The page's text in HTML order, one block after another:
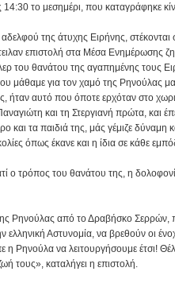
14:30 το μεσημέρι, που καταγράφηκε
της άτυχης Ειρήνης,
επιστολή στα Μέσα Ενημέρωσης
του θανάτου της αγαπημένης τους
μάθαμε για τον χαμό της Ρηνούλας
ήταν αυτό που όποτε ερχόταν στο
και τη Στεργιανή πρώτα, και
και τα παιδιά της, μάς γέμιζε δύναμη
όπως έκανε και η ίδια σε κάθε
ο τρόπος του θανάτου της, η
της Ρηνούλας από το Δραβήσκο
Αστυνομία, να βρεθούν οι
η Ρηνούλα να λειτουργήσουμε έτσι!
τους», καταλήγει η επιστολή.